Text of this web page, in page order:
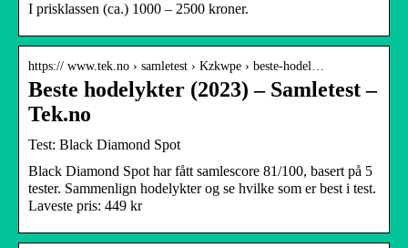
I prisklassen (ca.) 1000 – 2500 kroner.
https:// www.tek.no › samletest › Kzkwpe › beste-hodel…
Beste hodelykter (2023) – Samletest –
Tek.no
Test: Black Diamond Spot
Black Diamond Spot har fått samlescore 81/100, basert på 5
tester. Sammenlign hodelykter og se hvilke som er best i test.
Laveste pris: 449 kr